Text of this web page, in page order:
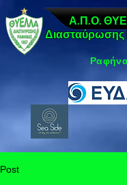
Α.Π.Ο.
Post